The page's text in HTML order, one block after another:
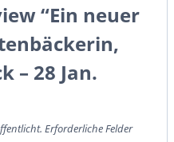
“Ein neuer
– 28 Jan.
Erforderliche Felder